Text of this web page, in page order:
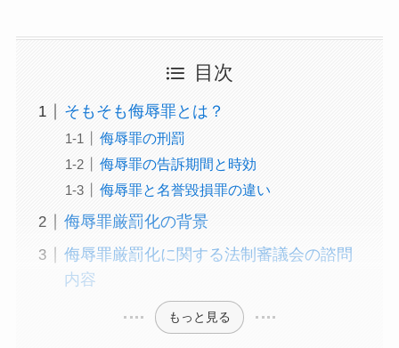
目次
そもそも侮辱罪とは？
侮辱罪の刑罰
侮辱罪の告訴期間と時効
侮辱罪と名誉毀損罪の違い
侮辱罪厳罰化の背景
侮辱罪厳罰化に関する法制審議会の諮問
内容
もっと見る